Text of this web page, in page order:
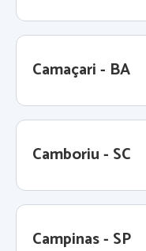
Camaçari - BA
Camboriu - SC
Campinas - SP